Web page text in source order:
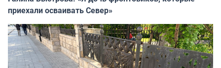
приехали осваивать Север»